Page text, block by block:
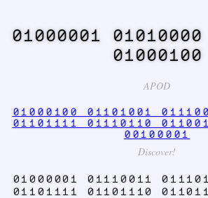
01000001 01010000
01000100
APOD
01000100 01101001
01101111 01110110
00100001
Discover!
01000001 01110011
01101111 01101110